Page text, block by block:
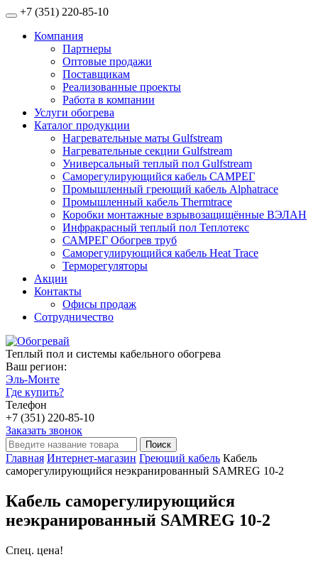
+7 (351) 220-85-10
Компания
Партнеры
Оптовые продажи
Поставщикам
Реализованные проекты
Работа в компании
Услуги обогрева
Каталог продукции
Нагревательные маты Gulfstream
Нагревательные секции Gulfstream
Универсальный теплый пол Gulfstream
Саморегулирующийся кабель САМРЕГ
Промышленный греющий кабель Alphatrace
Промышленный кабель Thermtrace
Коробки монтажные взрывозащищённые ВЭЛАН
Инфракрасный теплый пол Теплотекс
САМРЕГ Обогрев труб
Саморегулирующийся кабель Heat Trace
Терморегуляторы
Акции
Контакты
Офисы продаж
Сотрудничество
Теплый пол и системы кабельного обогрева
Ваш регион:
Эль-Монте
Где купить?
Телефон
+7 (351) 220-85-10
Заказать звонок
Главная Интернет-магазин Греющий кабель Кабель
саморегулирующийся неэкранированный SAMREG 10-2
Кабель саморегулирующийся
неэкранированный SAMREG 10-2
Спец. цена!